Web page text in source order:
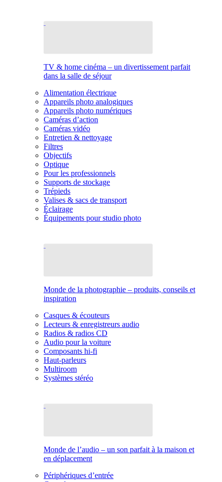
TV & home cinéma – un divertissement parfait
dans la salle de séjour
Alimentation électrique
Appareils photo analogiques
Appareils photo numériques
Caméras d’action
Caméras vidéo
Entretien & nettoyage
Filtres
Objectifs
Optique
Pour les professionnels
Supports de stockage
Trépieds
Valises & sacs de transport
Éclairage
Équipements pour studio photo
Monde de la photographie – produits, conseils et
inspiration
Casques & écouteurs
Lecteurs & enregistreurs audio
Radios & radios CD
Audio pour la voiture
Composants hi-fi
Haut-parleurs
Multiroom
Systèmes stéréo
Monde de l’audio – un son parfait à la maison et
en déplacement
Périphériques d’entrée